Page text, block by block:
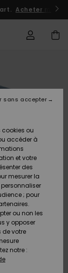
Acheter
ou
accéder à
et votre
des
mesurer la
; pour
ou non les
y opposer
de votre
notre :
sans accepter